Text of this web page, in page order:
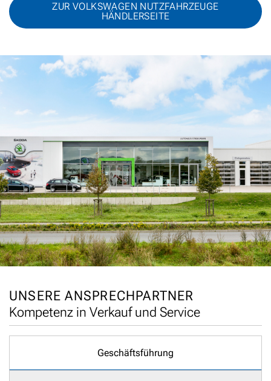
ZUR VOLKSWAGEN NUTZFAHRZEUGE
HÄNDLERSEITE
UNSERE ANSPRECHPARTNER
Kompetenz in Verkauf und Service
Geschäftsführung